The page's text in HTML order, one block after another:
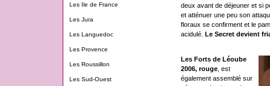
Les Ile de France
Les Jura
Les Languedoc
Les Provence
Les Roussillon
Les Sud-Ouest
deux avant de déjeuner et si
et atténuer une peu son
floraux se confirment et le
acidulé. Le Secret devient
Les Forts de Léoube
2006, rouge, est
également assemblé sur